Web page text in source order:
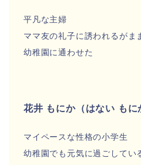
平凡な主婦
ママ友の礼子に誘われるがま
幼稚園に通わせた
花井 もにか（はない もに
マイペースな性格の小学生
幼稚園でも元気に過ごしてい